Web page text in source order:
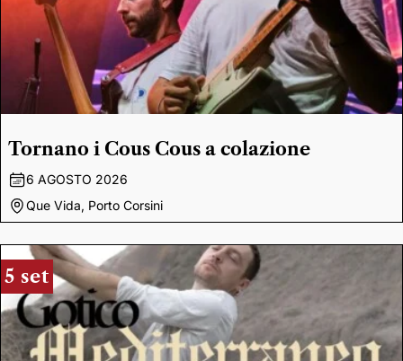
Tornano i Cous Cous a colazione
6 AGOSTO 2026
Que Vida, Porto Corsini
5 set